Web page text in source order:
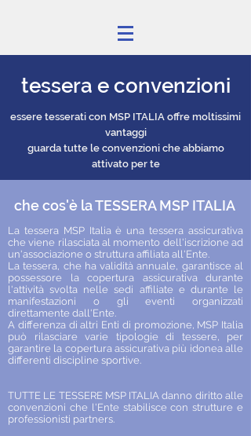
tessera e convenzioni
essere tesserati con MSP ITALIA offre moltissimi
vantaggi
guarda tutte le convenzioni che abbiamo
attivato per te
che cos'è la TESSERA MSP ITALIA
La tessera MSP Italia è una tessera assicurativa
che viene rilasciata al momento dell'iscrizione ad
un'associazione o struttura affiliata all'Ente.
La tessera, che ha validità annuale, garantisce al
possessore la copertura assicurativa durante
l'attività svolta nelle sedi affiliate e durante le
manifestazioni o gli eventi organizzati
direttamente dall'Ente.
A differenza di altri Enti di promozione, MSP Italia
può rilasciare varie tipologie di tessere, per
garantire la copertura assicurativa più idonea alle
differenti discipline sportive.
TUTTE LE TESSERE MSP ITALIA danno diritto alle
convenzioni che l'Ente stabilisce con strutture e
professionisti partners.